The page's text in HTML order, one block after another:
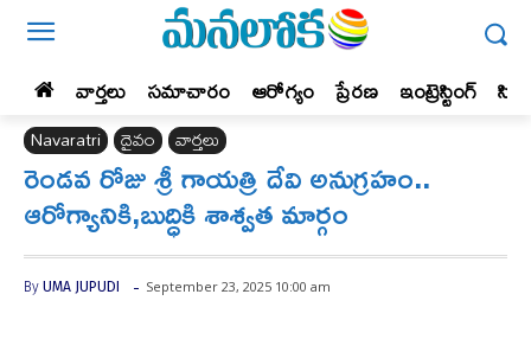
వార్తలు సమాచారం ఆరోగ్యం ప్రేర‌ణ‌ ఇంట్రెస్టింగ్‌
Navaratri దైవం వార్తలు
రెండవ రోజు శ్రీ గాయత్రి దేవి అనుగ్రహం..
ఆరోగ్యానికి,బుద్ధికి శాశ్వత మార్గం
By UMA JUPUDI - September 23, 2025 10:00 am